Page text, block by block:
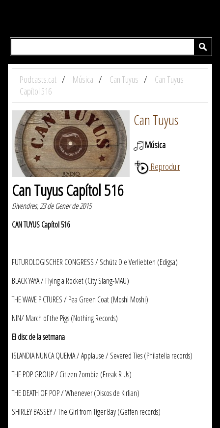
Podcasts.cat Música Can Tuyus
Can Tuyus
Capítol 516
Can Tuyus
Música
Reproduir
Can Tuyus Capítol 516
Divendres, 23 de Gener de 2015
CAN TUYUS Capítol 516
FUTUROLOGISCHER CONGRESS / Schütz Die Verliebten (Edigsa)
BLACK YAYA / Flying a Rocket (City Slang-MAU)
THE WAVE PICTURES / Pea Green Coat (Moshi Moshi)
NIN/ March of the Pigs (Nothing Records)
El disc de la setmana
ISLANDIA NUNCA QUEMA / Applause / Severed Ties (Philatelia records)
THE POP GROUP / Citizen Zombie (Freak R Us)
THE DEATH OF POP / Whenever (Discos de Kirlian)
SHIRLEY BASSEY / The Girl from Tiger Bay (Geffen records)